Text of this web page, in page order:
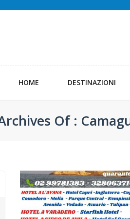
HOME DESTINAZIONI
Of :